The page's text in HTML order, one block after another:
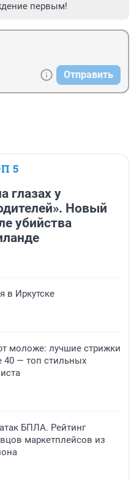
первым!
Отправить
5
глазах у
Новый
убийства
в Иркутске
моложе: лучшие стрижки
— топ стильных
БПЛА. Рейтинг
маркетплейсов из